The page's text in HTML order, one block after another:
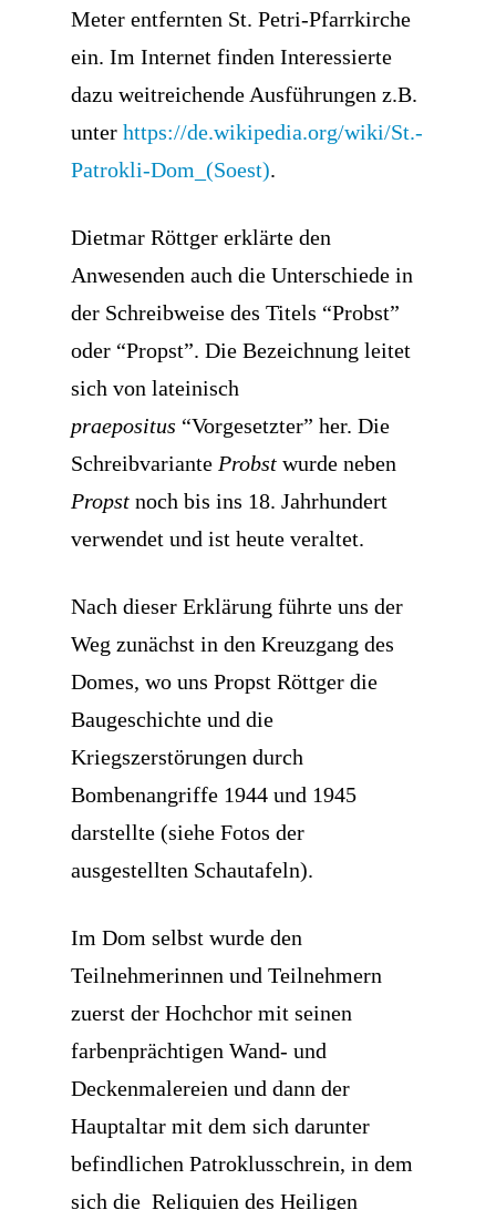
Meter entfernten St. Petri-Pfarrkirche
ein. Im Internet finden Interessierte
dazu weitreichende Ausführungen z.B.
unter https://de.wikipedia.org/wiki/St.-
Patrokli-Dom_(Soest).
Dietmar Röttger erklärte den
Anwesenden auch die Unterschiede in
der Schreibweise des Titels “Probst”
oder “Propst”. Die Bezeichnung leitet
sich von lateinisch
praepositus “Vorgesetzter” her. Die
Schreibvariante Probst wurde neben
Propst noch bis ins 18. Jahrhundert
verwendet und ist heute veraltet.
Nach dieser Erklärung führte uns der
Weg zunächst in den Kreuzgang des
Domes, wo uns Propst Röttger die
Baugeschichte und die
Kriegszerstörungen durch
Bombenangriffe 1944 und 1945
darstellte (siehe Fotos der
ausgestellten Schautafeln).
Im Dom selbst wurde den
Teilnehmerinnen und Teilnehmern
zuerst der Hochchor mit seinen
farbenprächtigen Wand- und
Deckenmalereien und dann der
Hauptaltar mit dem sich darunter
befindlichen Patroklusschrein, in dem
sich die Reliquien des Heiligen